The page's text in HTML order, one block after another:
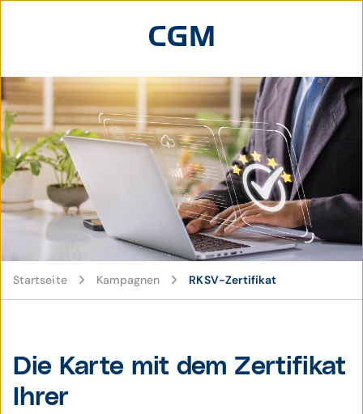
Startseite Kampagnen RKSV-Zertifikat
Die Karte mit dem Zertifikat
Ihrer